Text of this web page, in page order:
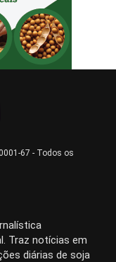
67 - Todos os
Traz notícias em
diárias de soja